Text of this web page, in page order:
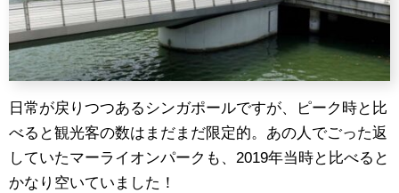
日常が戻りつつあるシンガポールですが、ピーク時と比
べると観光客の数はまだまだ限定的。あの人でごった返
していたマーライオンパークも、2019年当時と比べると
かなり空いていました！